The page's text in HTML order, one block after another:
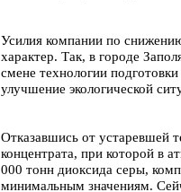
Усилия компании по
характер. Так, в городе
смене технологии
улучшение экологической
Отказавшись от устаревшей
концентрата, при которой в
000 тонн диоксида серы,
минимальным значениям.